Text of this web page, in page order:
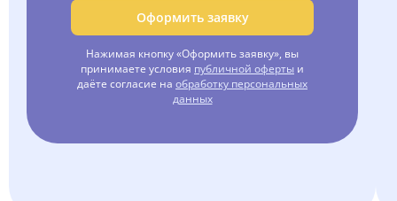
Оформить заявку
Нажимая кнопку «Оформить заявку», вы
принимаете условия публичной оферты и
даёте согласие на обработку персональных
данных